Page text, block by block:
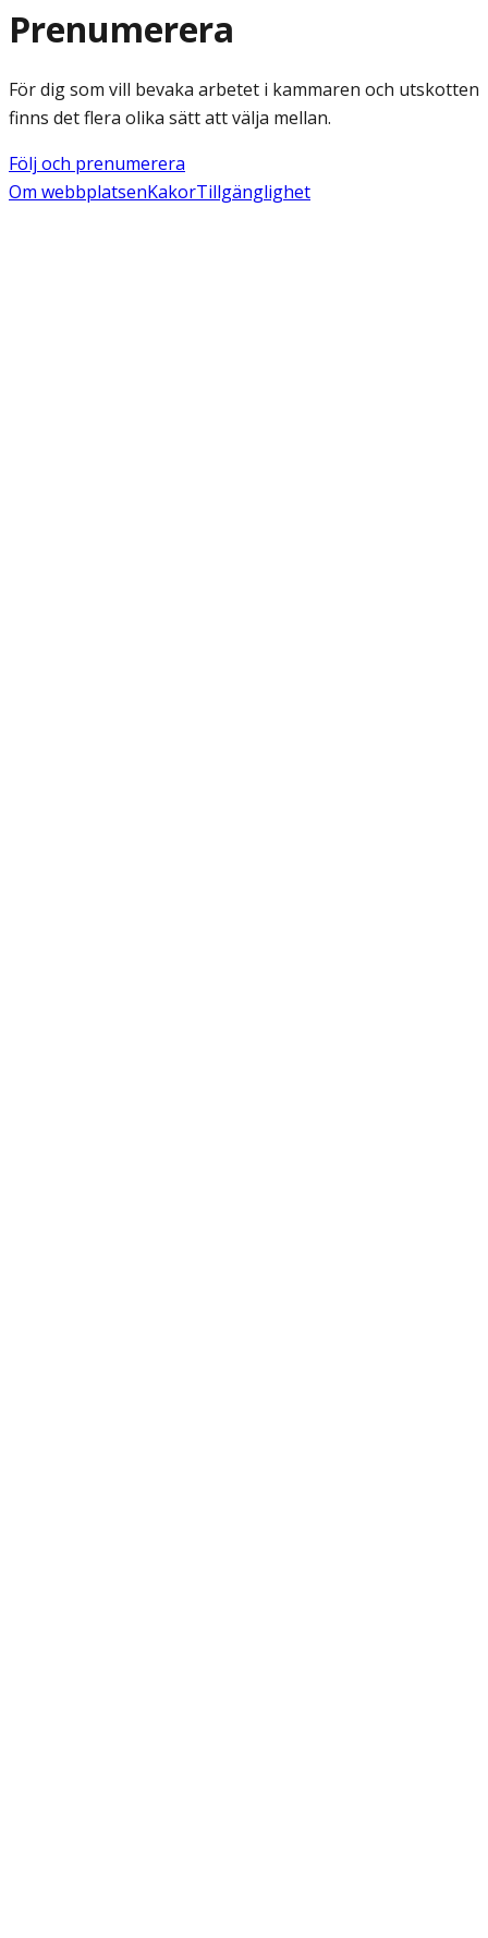
Prenumerera
För dig som vill bevaka arbetet i kammaren och utskotten
finns det flera olika sätt att välja mellan.
Följ och prenumerera
Om webbplatsenKakorTillgänglighet